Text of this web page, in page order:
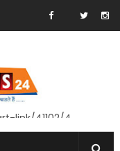
link/41102/4